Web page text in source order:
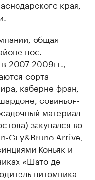
края,
общая
пос.
2007-2009гг.,
сорта
каберне фран,
совиньон-
материал
закупался во
Guy&Bruno Arrive,
Коньяк и
«Шато де
питомника